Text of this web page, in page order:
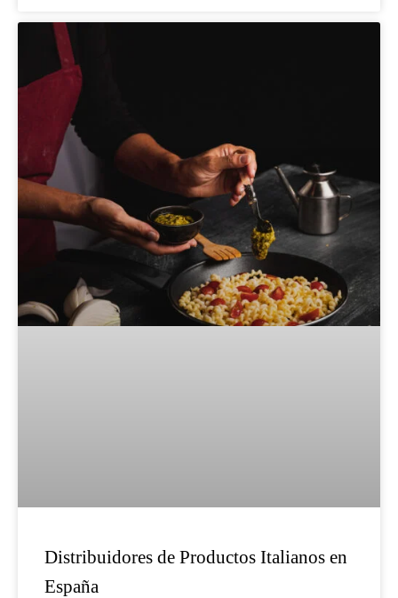
Distribuidores de Productos Italianos en
España